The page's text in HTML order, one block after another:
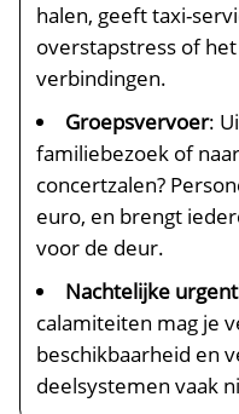
halen, geeft taxi-
overstapstress of
verbindingen.
Groepsvervoer:
familiebezoek of
concertzalen?
euro, en brengt
voor de deur.
Nachtelijke
calamiteiten mag je
beschikbaarheid en
deelsystemen vaak